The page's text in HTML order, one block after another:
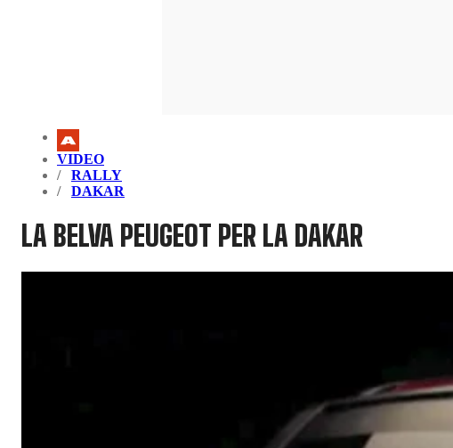
VIDEO
RALLY
DAKAR
LA BELVA PEUGEOT PER LA DAKAR